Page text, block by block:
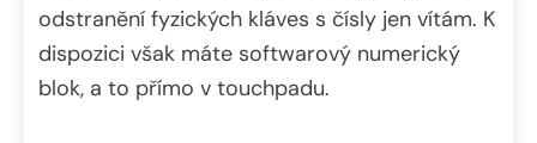
odstranění fyzických kláves s čísly jen vítám. K
dispozici však máte softwarový numerický
blok, a to přímo v touchpadu.